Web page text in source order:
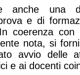
anche una
e di
coerenza con
nota, si
avvio delle
e ai docenti